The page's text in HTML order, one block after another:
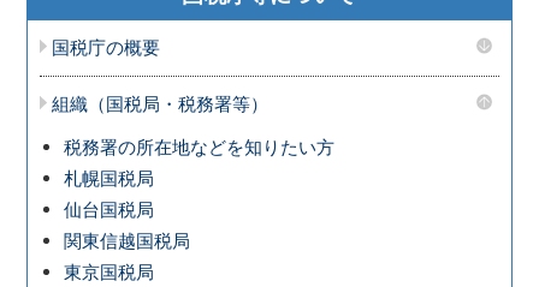
国税庁の概要
組織（国税局・税務署等）
税務署の所在地などを知りたい方
札幌国税局
仙台国税局
関東信越国税局
東京国税局